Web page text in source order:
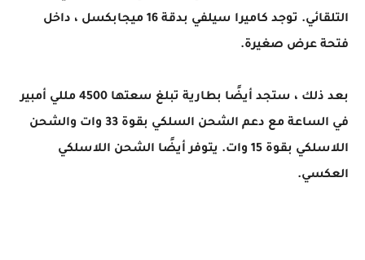
التلقائي. توجد كاميرا سيلفي بدقة 16 ميجابكسل ، داخل
فتحة عرض صغيرة.
بعد ذلك ، ستجد أيضًا بطارية تبلغ سعتها 4500 مللي أمبير
في الساعة مع دعم الشحن السلكي بقوة 33 وات والشحن
اللاسلكي بقوة 15 وات. يتوفر أيضًا الشحن اللاسلكي
العكسي.